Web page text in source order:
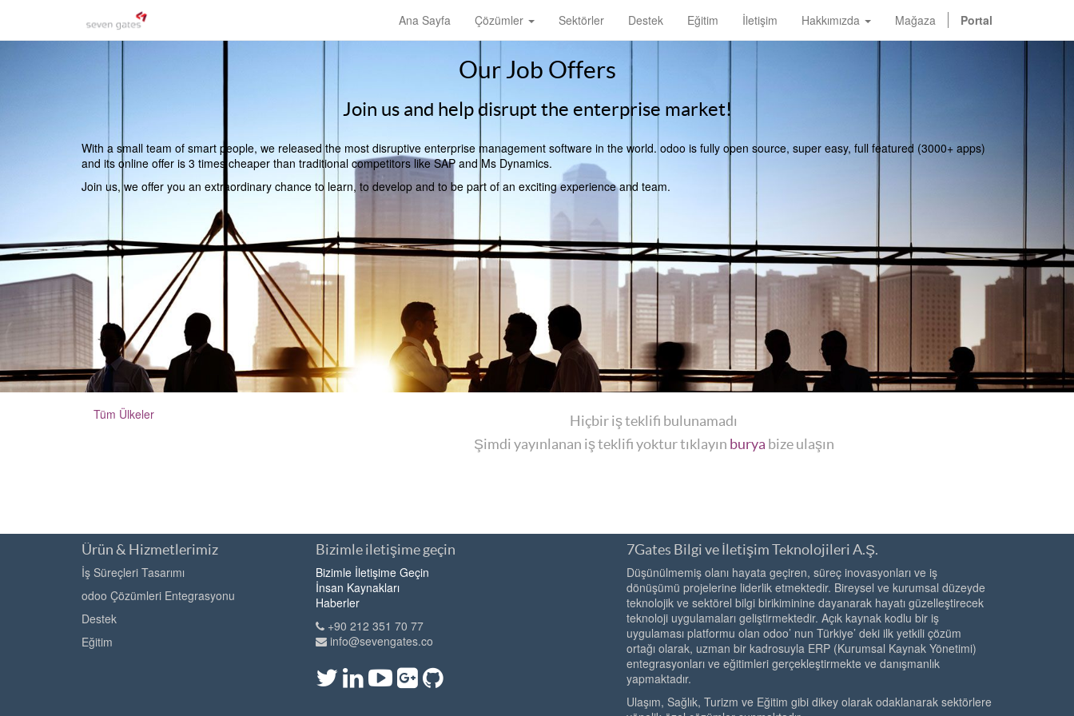
Ana Sayfa Çözümler Sektörler Destek Eğitim İletişim Hakkımızda Mağaza Portal
Our Job Offers
Join us and help disrupt the enterprise market!
With a small team of smart people, we released the most disruptive enterprise management software in the world. odoo is fully open source, super easy, full featured (3000+ apps)
and its online offer is 3 times cheaper than traditional competitors like SAP and Ms Dynamics.
Join us, we offer you an extraordinary chance to learn, to develop and to be part of an exciting experience and team.
Tüm Ülkeler
Hiçbir iş teklifi bulunamadı
Şimdi yayınlanan iş teklifi yoktur tıklayın burya bize ulaşın
Ürün & Hizmetlerimiz
İş Süreçleri Tasarımı
odoo Çözümleri Entegrasyonu
Destek
Eğitim
Bizimle iletişime geçin
Bizimle İletişime Geçin
İnsan Kaynakları
Haberler
+90 212 351 70 77
info@sevengates.co
7Gates Bilgi ve İletişim Teknolojileri A.Ş.
Düşünülmemiş olanı hayata geçiren, süreç inovasyonları ve iş
dönüşümü projelerine liderlik etmektedir. Bireysel ve kurumsal düzeyde
teknolojik ve sektörel bilgi birikiminine dayanarak hayatı güzelleştirecek
teknoloji uygulamaları geliştirmektedir. Açık kaynak kodlu bir iş
uygulaması platformu olan odoo’ nun Türkiye’ deki ilk yetkili çözüm
ortağı olarak, uzman bir kadrosuyla ERP (Kurumsal Kaynak Yönetimi)
entegrasyonları ve eğitimleri gerçekleştirmekte ve danışmanlık
yapmaktadır.
Ulaşım, Sağlık, Turizm ve Eğitim gibi dikey olarak odaklanarak sektörlere